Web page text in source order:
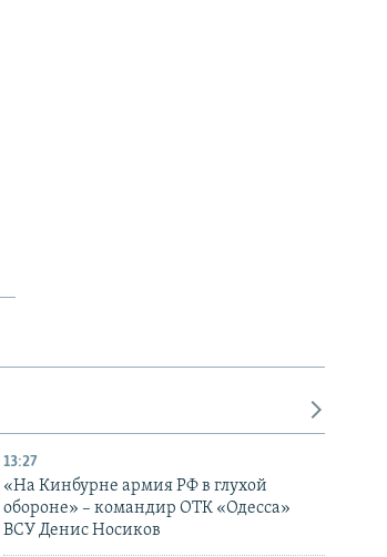
13:27
«На Кинбурне армия РФ в глухой
обороне» – командир ОТК «Одесса»
ВСУ Денис Носиков